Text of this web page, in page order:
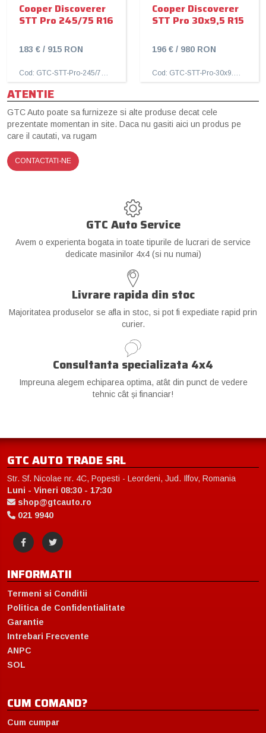
Cooper Discoverer
STT Pro 245/75 R16
183 € / 915 RON
Cooper Discoverer
STT Pro 30x9,5 R15
196 € / 980 RON
ATENTIE
GTC Auto poate sa furnizeze si alte produse decat cele
prezentate momentan in site. Daca nu gasiti aici un produs pe
care il cautati, va rugam
CONTACTATI-NE
GTC Auto Service
Avem o experienta bogata in toate tipurile de lucrari de service
dedicate masinilor 4x4 (si nu numai)
Livrare rapida din stoc
Majoritatea produselor se afla in stoc, si pot fi expediate rapid prin
curier.
Consultanta specializata 4x4
Impreuna alegem echiparea optima, atât din punct de vedere
tehnic cât și financiar!
GTC AUTO TRADE SRL
Str. Sf. Nicolae nr. 4C, Popesti - Leordeni, Jud. Ilfov, Romania
Luni - Vineri 08:30 - 17:30
shop@gtcauto.ro
021 9940
INFORMATII
Termeni si Conditii
Politica de Confidentialitate
Garantie
Intrebari Frecvente
ANPC
SOL
CUM COMAND?
Cum cumpar